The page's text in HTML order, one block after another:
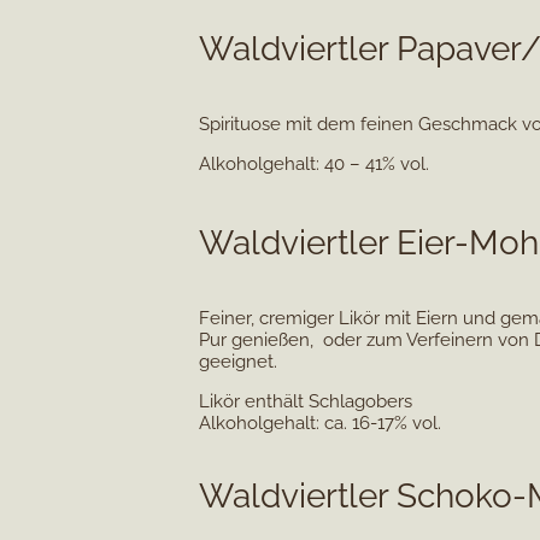
Waldviertler
Spirituose mit dem feinen Geschmack
Alkoholgehalt: 40 – 41% vol.
Waldviertler Eier-
Feiner, cremiger Likör mit Eiern und
Pur genießen, oder zum Verfeinern von
geeignet.
Likör enthält Schlagobers
Alkoholgehalt: ca. 16-17% vol.
Waldviertler Schoko-